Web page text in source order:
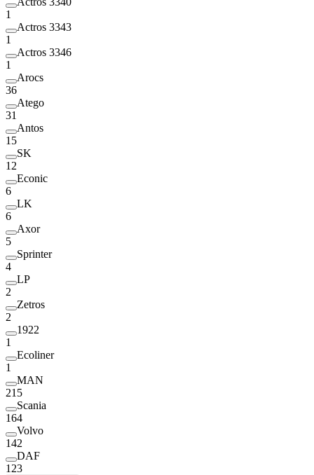
1
Actros 3343
1
Actros 3346
1
Arocs
36
Atego
31
Antos
15
SK
12
Econic
6
LK
6
Axor
5
Sprinter
4
LP
2
Zetros
2
1922
1
Ecoliner
1
MAN
215
Scania
164
Volvo
142
DAF
123